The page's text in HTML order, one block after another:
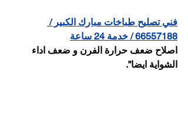
فني تصليح طباخات مبارك الكبير /
66557188 / خدمة 24 ساعة
اصلاح ضعف حرارة الفرن و ضعف اداء
الشواية ايضا”.